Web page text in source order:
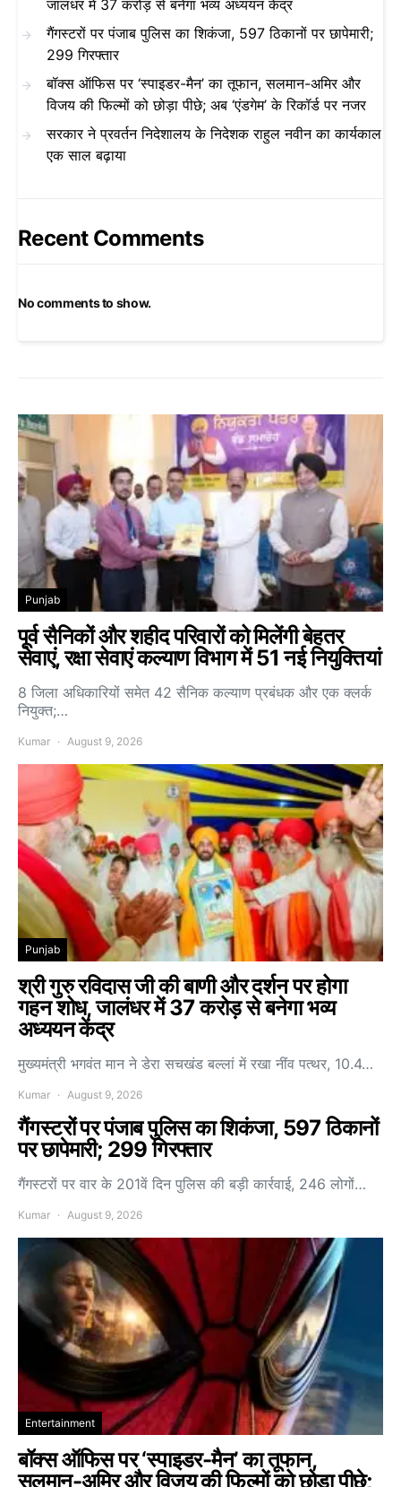
जालंधर में 37 करोड़ से बनेगा भव्य अध्ययन केंद्र
गैंगस्टरों पर पंजाब पुलिस का शिकंजा, 597 ठिकानों पर छापेमारी;
299 गिरफ्तार
बॉक्स ऑफिस पर ‘स्पाइडर-मैन’ का तूफान, सलमान-अमिर और
विजय की फिल्मों को छोड़ा पीछे; अब ‘एंडगेम’ के रिकॉर्ड पर नजर
सरकार ने प्रवर्तन निदेशालय के निदेशक राहुल नवीन का कार्यकाल
एक साल बढ़ाया
Recent Comments
No comments to show.
Punjab
पूर्व सैनिकों और शहीद परिवारों को मिलेंगी बेहतर
सेवाएं, रक्षा सेवाएं कल्याण विभाग में 51 नई नियुक्तियां
8 जिला अधिकारियों समेत 42 सैनिक कल्याण प्रबंधक और एक क्लर्क
नियुक्त;…
Kumar August 9, 2026
Punjab
श्री गुरु रविदास जी की बाणी और दर्शन पर होगा
गहन शोध, जालंधर में 37 करोड़ से बनेगा भव्य
अध्ययन केंद्र
मुख्यमंत्री भगवंत मान ने डेरा सचखंड बल्लां में रखा नींव पत्थर, 10.4…
Kumar August 9, 2026
गैंगस्टरों पर पंजाब पुलिस का शिकंजा, 597 ठिकानों
पर छापेमारी; 299 गिरफ्तार
गैंगस्टरों पर वार के 201वें दिन पुलिस की बड़ी कार्रवाई, 246 लोगों…
Kumar August 9, 2026
Entertainment
बॉक्स ऑफिस पर ‘स्पाइडर-मैन’ का तूफान,
सलमान-अमिर और विजय की फिल्मों को छोड़ा पीछे;